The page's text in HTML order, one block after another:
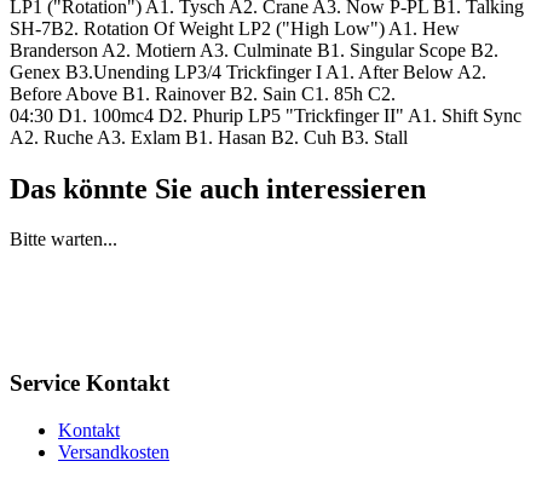
LP1 ("Rotation") A1. Tysch A2. Crane A3. Now P-PL B1. Talking
SH-7B2. Rotation Of Weight LP2 ("High Low") A1. Hew
Branderson A2. Motiern A3. Culminate B1. Singular Scope B2.
Genex B3.Unending LP3/4 Trickfinger I A1. After Below A2.
Before Above B1. Rainover B2. Sain C1. 85h C2.
04:30 D1. 100mc4 D2. Phurip LP5 "Trickfinger II" A1. Shift Sync
A2. Ruche A3. Exlam B1. Hasan B2. Cuh B3. Stall
Das könnte Sie auch interessieren
Bitte warten...
Service Kontakt
Kontakt
Versandkosten